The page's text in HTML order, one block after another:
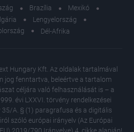
Brazília
Mexikó
Lengyelország
Dél-Afrika
Hungary Kft. Az oldalak tartalmával
jog fenntartva, beleértve a tartalom
céljára való felhasználását is – a
évi LXXVI. törvény rendelkezései
35/A. § (1) paragrafusa és a digitális
szóló európai irányelv (Az Európai